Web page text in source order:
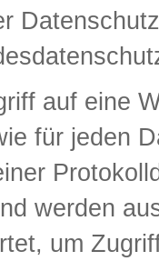
auf eine
für jeden
werden
um